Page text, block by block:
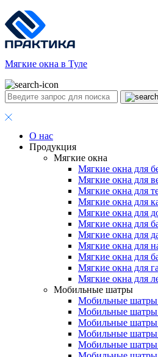
Мягкие окна в Туле
О нас
Продукция
Мягкие окна
Мягкие окна для
Мягкие окна для
Мягкие окна для
Мягкие окна для
Мягкие окна для
Мягкие окна для
Мягкие окна для
Мягкие окна для
Мягкие окна для
Мягкие окна для
Мягкие окна для
Мобильные шатры
Мобильные
Мобильные шатры
Мобильные
Мобильные
Мобильные